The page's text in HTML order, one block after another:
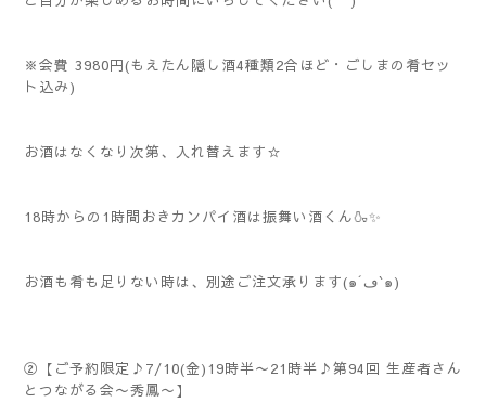
※会費 3980円(もえたん隠し酒4種類2合ほど・ごしまの肴セッ
ト込み)
お酒はなくなり次第、入れ替えます☆
18時からの1時間おきカンパイ酒は振舞い酒くん🍶✨
お酒も肴も足りない時は、別途ご注文承ります(๑´ڡ`๑)
②【ご予約限定♪7/10(金)19時半〜21時半♪第94回 生産者さん
とつながる会〜秀鳳〜】